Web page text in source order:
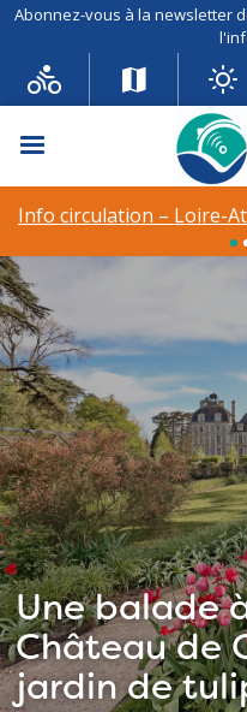
Abonnez-vous à la newsletter
Menu
Info circulation – Loire-
Une balade
Château de
jardin de